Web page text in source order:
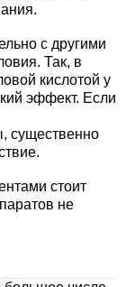
с другими
Так, в
кислотой у
эффект. Если
существенно
стоит
не